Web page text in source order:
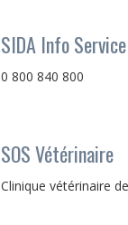
SIDA Info Service
0 800 840 800
SOS Vétérinaire
Clinique vétérinaire